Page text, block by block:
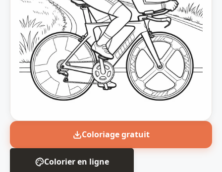
Coloriage gratuit
Colorier en ligne